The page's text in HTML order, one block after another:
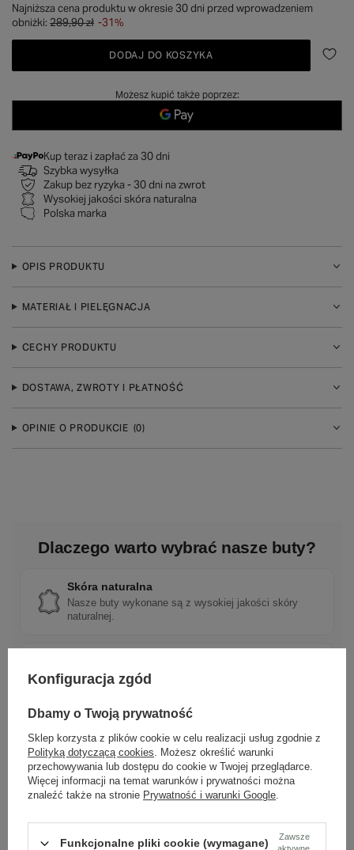
Najniższa cena produktu w okresie 30 dni przed wprowadzeniem
obniżki: 289,90 zł -31%
DODAJ DO KOSZYKA
Możesz kupić także poprzez:
Kup teraz i zapłać za 30 dni
Szybka wysyłka
Zakup bez ryzyka - 30 dni na zwrot
Wysokiej jakości skóra naturalna
Polska marka
OPIS PRODUKTU
MATERIAŁ I PIELĘGNACJA
CECHY PRODUKTU
DOSTAWA, ZWROTY I PŁATNOŚĆ
OPINIE O PRODUKCIE (0)
Dlaczego warto wybrać nasze buty?
Skóra naturalna
Nasze buty wykonane są z wysokiej jakości skóry
naturalnej.
Tworzona z pasji do rzemieślniczej jakości i mody.
Ponadczasowy design
Klasyczne wzory, które pasują do wielu stylizacji.
Konfiguracja zgód
Dbamy o Twoją prywatność
Sklep korzysta z plików cookie w celu realizacji usług zgodnie z
Polityką dotyczącą cookies. Możesz określić warunki
przechowywania lub dostępu do cookie w Twojej przeglądarce.
Więcej informacji na temat warunków i prywatności można
znaleźć także na stronie Prywatność i warunki Google.
Funkcjonalne pliki cookie (wymagane)
Zawsze